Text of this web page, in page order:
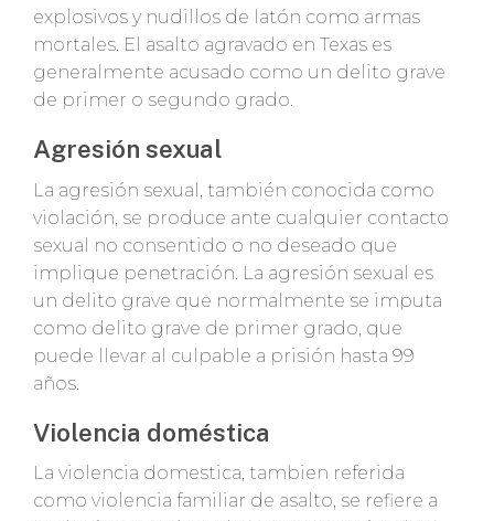
explosivos y nudillos de latón como armas
mortales. El asalto agravado en Texas es
generalmente acusado como un delito grave
de primer o segundo grado.
Agresión sexual
La agresión sexual, también conocida como
violación, se produce ante cualquier contacto
sexual no consentido o no deseado que
implique penetración. La agresión sexual es
un delito grave que normalmente se imputa
como delito grave de primer grado, que
puede llevar al culpable a prisión hasta 99
años.
Violencia doméstica
La violencia domestica, tambien referida
como violencia familiar de asalto, se refiere a